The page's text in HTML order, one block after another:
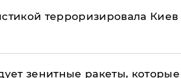
терроризировала Киев
зенитные ракеты, которые